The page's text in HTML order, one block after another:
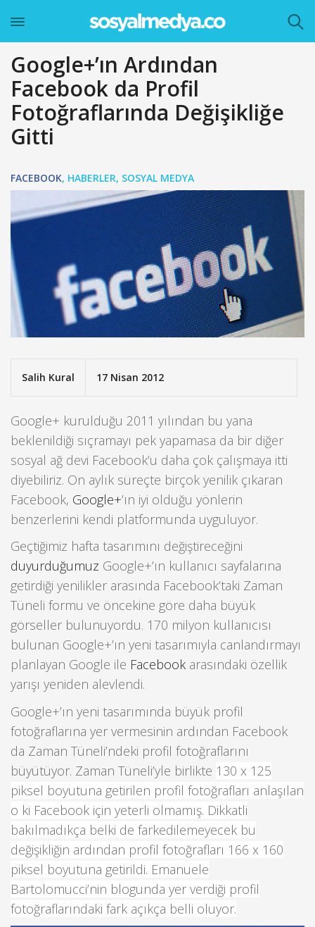
Google+’ın Ardından
Facebook da Profil
Fotoğraflarında Değişikliğe
Gitti
FACEBOOK, HABERLER, SOSYAL MEDYA
Salih Kural 17 Nisan 2012
Google+ kurulduğu 2011 yılından bu yana
beklenildiği sıçramayı pek yapamasa da bir diğer
sosyal ağ devi Facebook’u daha çok çalışmaya itti
diyebiliriz. On aylık süreçte birçok yenilik çıkaran
Facebook, Google+’ın iyi olduğu yönlerin
benzerlerini kendi platformunda uyguluyor.
Geçtiğimiz hafta tasarımını değiştireceğini
duyurduğumuz Google+’ın kullanıcı sayfalarına
getirdiği yenilikler arasında Facebook’taki Zaman
Tüneli formu ve öncekine göre daha büyük
görseller bulunuyordu. 170 milyon kullanıcısı
bulunan Google+’ın yeni tasarımıyla canlandırmayı
planlayan Google ile Facebook arasındaki özellik
yarışı yeniden alevlendi.
Google+’ın yeni tasarımında büyük profil
fotoğraflarına yer vermesinin ardından Facebook
da Zaman Tüneli’ndeki profil fotoğraflarını
büyütüyor. Zaman Tüneli’yle birlikte 130 x 125
piksel boyutuna getirilen profil fotoğrafları anlaşılan
o ki Facebook için yeterli olmamış. Dikkatli
bakılmadıkça belki de farkedilemeyecek bu
değişikliğin ardından profil fotoğrafları 166 x 160
piksel boyutuna getirildi. Emanuele
Bartolomucci’nin blogunda yer verdiği profil
fotoğraflarındaki fark açıkça belli oluyor.